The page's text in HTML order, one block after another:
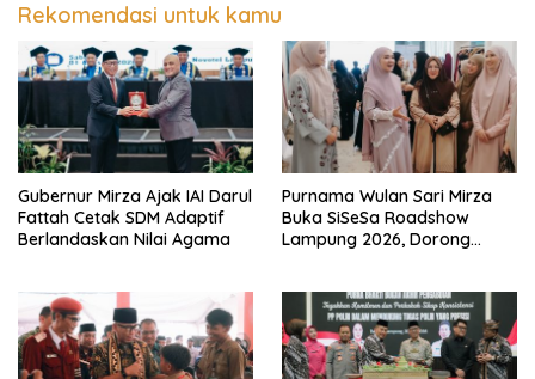
Rekomendasi untuk kamu
Gubernur Mirza Ajak IAI Darul
Fattah Cetak SDM Adaptif
Berlandaskan Nilai Agama
Purnama Wulan Sari Mirza
Buka SiSeSa Roadshow
Lampung 2026, Dorong